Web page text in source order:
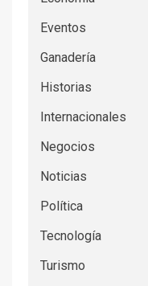
Eventos
Ganadería
Historias
Internacionales
Negocios
Noticias
Política
Tecnología
Turismo